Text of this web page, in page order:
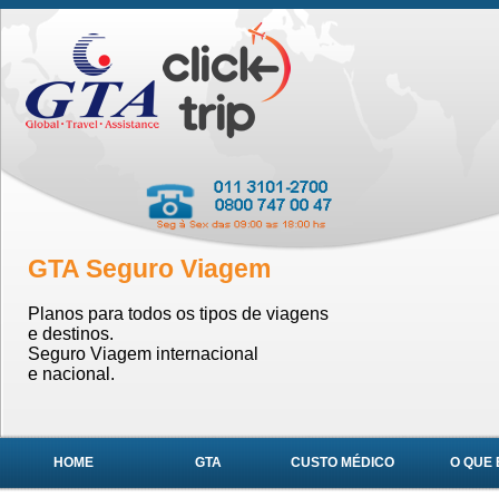
GTA Seguro Viagem
Planos para todos os tipos de viagens
e destinos.
Seguro Viagem internacional
e nacional.
HOME GTA CUSTO MÉDICO O QUE